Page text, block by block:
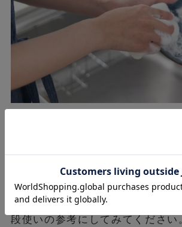
に、シーンごとにマナーを守る必
シーン別に、マナーや注意点を紹
段使いの参考にしてみてください